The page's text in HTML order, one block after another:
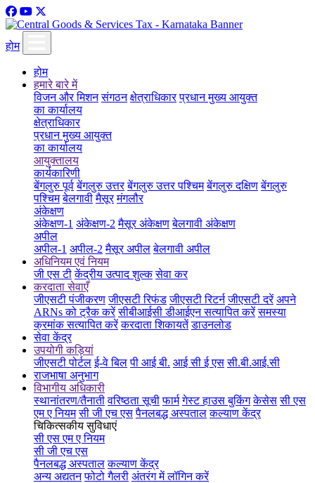
होम
होम
हमारे बारे में
विजन और मिशन संगठन क्षेत्राधिकार प्रधान मुख्य आयुक्त
का कार्यालय
क्षेत्राधिकार
प्रधान मुख्य आयुक्त
का कार्यालय
आयुक्तालय
कार्यकारिणी
बेंगलुरु पूर्व बेंगलुरु उत्तर बेंगलुरु उत्तर पश्चिम बेंगलुरु दक्षिण बेंगलुरु
पश्चिम बेलगावी मैसूर मंगलौर
अंकेक्षण
अंकेक्षण-1 अंकेक्षण-2 मैसूर अंकेक्षण बेलगावी अंकेक्षण
अपील
अपील-1 अपील-2 मैसूर अपील बेलगावी अपील
अधिनियम एवं नियम
जी एस टी केंद्रीय उत्पाद शुल्क सेवा कर
करदाता सेवाएँ
जीएसटी पंजीकरण जीएसटी रिफंड जीएसटी रिटर्न जीएसटी दरें अपने
ARNs को ट्रैक करें सीबीआईसी डीआईएन सत्यापित करें समस्या
क्रमांक सत्यापित करें करदाता शिकायतें डाउनलोड
सेवा केंद्र
उपयोगी कड़ियां
जीएसटी पोर्टल ई-वे बिल पी आई बी. आई सी ई एस सी.बी.आई.सी
राजभाषा अनुभाग
विभागीय अधिकारी
स्थानांतरण/तैनाती वरिष्ठता सूची फार्म गेस्ट हाउस बुकिंग केसेस सी एस
एम ए नियम सी जी एच एस पैनलबद्ध अस्पताल कल्याण केंद्र
चिकित्सकीय सुविधाएं
सी एस एम ए नियम
सी जी एच एस
पैनलबद्ध अस्पताल कल्याण केंद्र
अन्य अद्यतन फोटो गैलरी अंतरंग में लॉगिन करें